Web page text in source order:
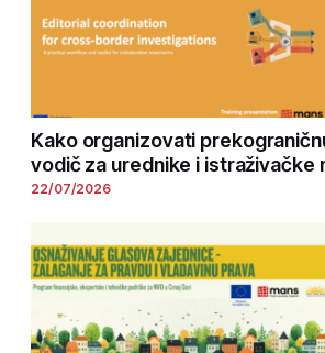
Kako organizovati
vodič za urednike i istraživačke
22/07/2026